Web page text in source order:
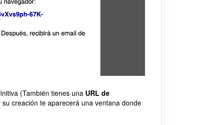
(También tienes una URL de
creación te aparecerá una ventana donde